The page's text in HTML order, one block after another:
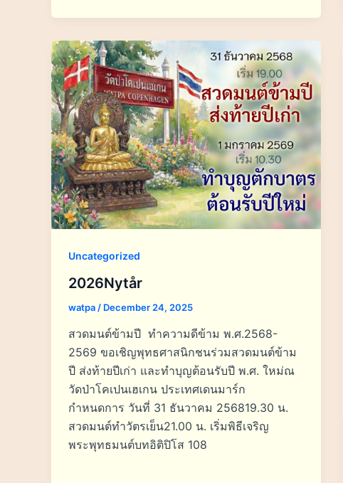
Uncategorized
2026Nytår
watpa / December 24, 2025
สวดมนต์ข้ามปี ทำความดีข้าม พ.ศ.2568-
2569 ขอเชิญพุทธศาสนิกชนร่วมสวดมนต์ข้าม
ปี ส่งท้ายปีเก่า และทำบุญต้อนรับปี พ.ศ. ใหม่ณ
วัดป่าโคเปนเฮเกน ประเทศเดนมาร์ก
กำหนดการ วันที่ 31 ธันวาคม 256819.30 น.
สวดมนต์ทำวัตรเย็น21.00 น. เริ่มพิธีเจริญ
พระพุทธมนต์บทอิติปิโส 108